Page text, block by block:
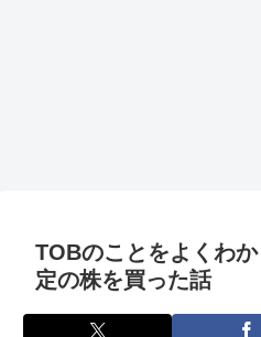
TOBのことをよくわ
定の株を買った話